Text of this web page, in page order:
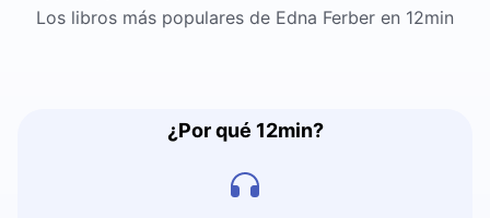
Los libros más populares de Edna Ferber en 12min
¿Por qué 12min?